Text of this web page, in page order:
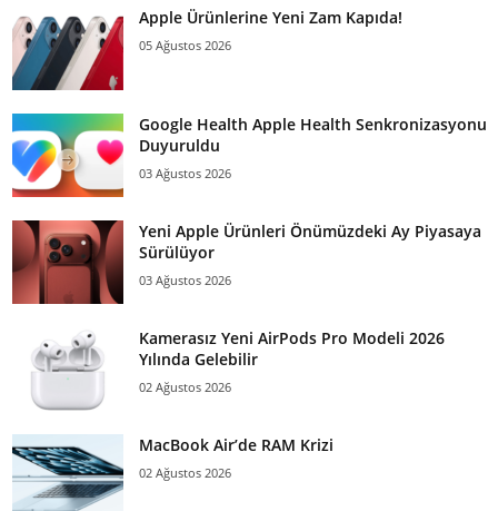
Apple Ürünlerine Yeni Zam Kapıda!
05 Ağustos 2026
Google Health Apple Health Senkronizasyonu
Duyuruldu
03 Ağustos 2026
Yeni Apple Ürünleri Önümüzdeki Ay Piyasaya
Sürülüyor
03 Ağustos 2026
Kamerasız Yeni AirPods Pro Modeli 2026
Yılında Gelebilir
02 Ağustos 2026
MacBook Air’de RAM Krizi
02 Ağustos 2026